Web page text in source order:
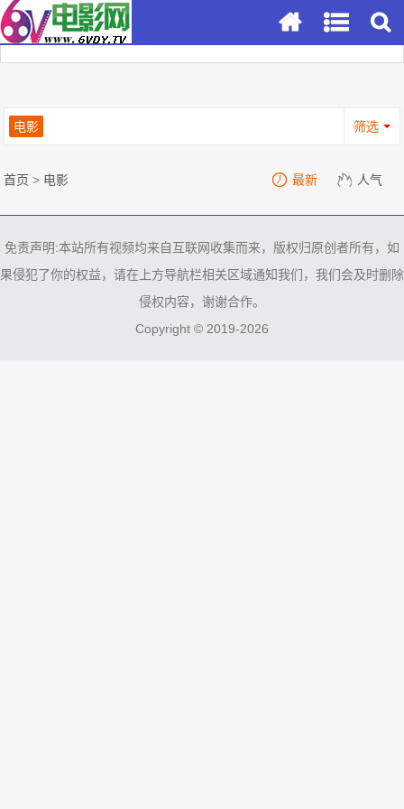
电影 筛选
首页 > 电影 最新 人气
免责声明:本站所有视频均来自互联网收集而来，版权归原创者所有，如
果侵犯了你的权益，请在上方导航栏相关区域通知我们，我们会及时删除
侵权内容，谢谢合作。
Copyright © 2019-2026